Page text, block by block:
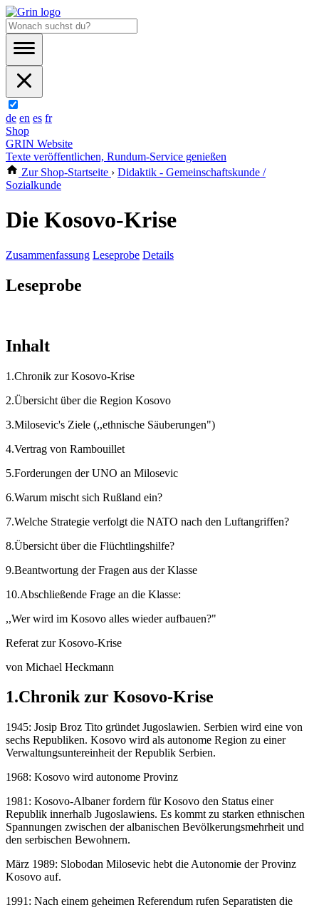
de en es fr
Shop
GRIN Website
Texte veröffentlichen, Rundum-Service genießen
Zur Shop-Startseite › Didaktik - Gemeinschaftskunde /
Sozialkunde
Die Kosovo-Krise
Zusammenfassung Leseprobe Details
Leseprobe
Inhalt
1.Chronik zur Kosovo-Krise
2.Übersicht über die Region Kosovo
3.Milosevic's Ziele (,,ethnische Säuberungen")
4.Vertrag von Rambouillet
5.Forderungen der UNO an Milosevic
6.Warum mischt sich Rußland ein?
7.Welche Strategie verfolgt die NATO nach den Luftangriffen?
8.Übersicht über die Flüchtlingshilfe?
9.Beantwortung der Fragen aus der Klasse
10.Abschließende Frage an die Klasse:
,,Wer wird im Kosovo alles wieder aufbauen?"
Referat zur Kosovo-Krise
von Michael Heckmann
1.Chronik zur Kosovo-Krise
1945: Josip Broz Tito gründet Jugoslawien. Serbien wird eine von
sechs Republiken. Kosovo wird als autonome Region zu einer
Verwaltungsuntereinheit der Republik Serbien.
1968: Kosovo wird autonome Provinz
1981: Kosovo-Albaner fordern für Kosovo den Status einer
Republik innerhalb Jugoslawiens. Es kommt zu starken ethnischen
Spannungen zwischen der albanischen Bevölkerungsmehrheit und
den serbischen Bewohnern.
März 1989: Slobodan Milosevic hebt die Autonomie der Provinz
Kosovo auf.
1991: Nach einem geheimen Referendum rufen Separatisten die